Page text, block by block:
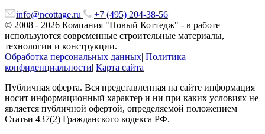
info@ncottage.ru
+7 (495) 204-38-56
© 2008 - 2026 Компания "Новый Коттедж" - в работе
используются современные строительные материалы,
технологии и конструкции.
Обработка персональных данных| Политика
конфиденциальности| Карта сайта
Публичная оферта. Вся представленная на сайте информация
носит информационный характер и ни при каких условиях не
является публичной офертой, определяемой положением
Статьи 437(2) Гражданского кодекса РФ.